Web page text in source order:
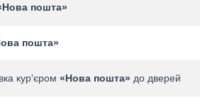
пошта»
пошта»
кур'єром «Нова пошта» до дверей